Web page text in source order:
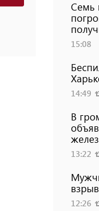
Семь
15:08
14:49
В
13:22
12:26